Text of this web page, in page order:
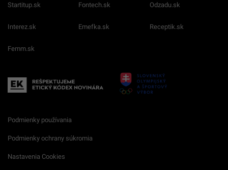
Startitup.sk Fontech.sk Odzadu.sk
Interez.sk Emefka.sk Receptik.sk
Femm.sk
Podmienky používania
Podmienky ochrany súkromia
Nastavenia Cookies